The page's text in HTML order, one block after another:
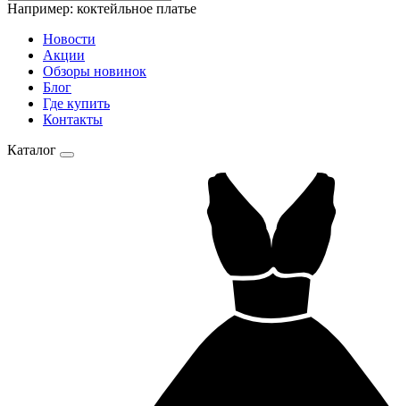
Например: коктейльное платье
Новости
Акции
Обзоры новинок
Блог
Где купить
Контакты
Каталог